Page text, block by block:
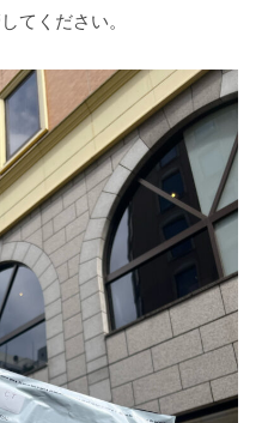
てください。